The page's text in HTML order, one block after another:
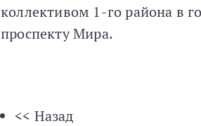
коллективом 1-го района в
проспекту Мира.
<< Назад